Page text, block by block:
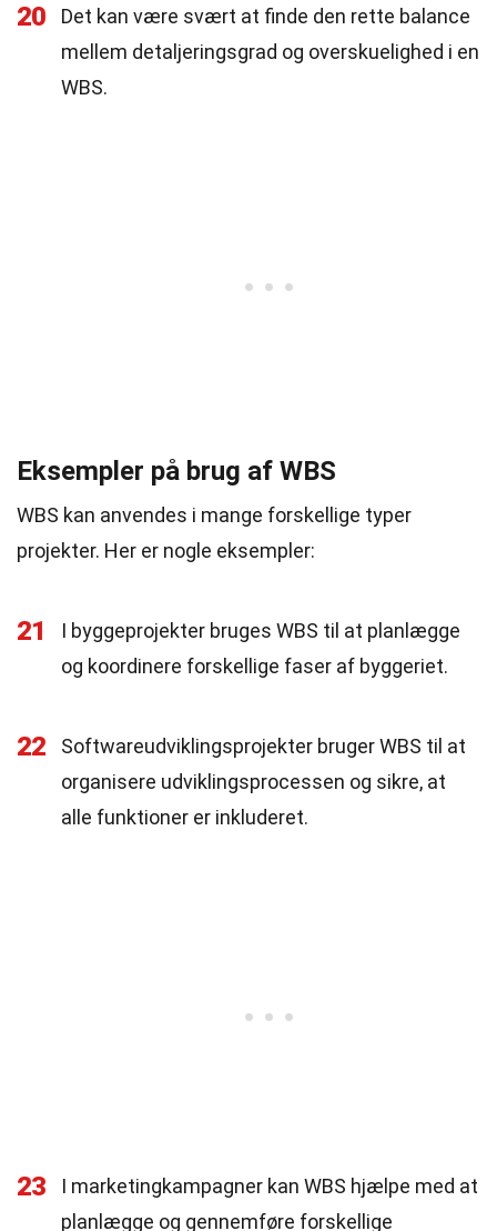
20
Det kan være svært at finde den rette balance
mellem detaljeringsgrad og overskuelighed i en
WBS.
Eksempler på brug af WBS
WBS kan anvendes i mange forskellige typer
projekter. Her er nogle eksempler:
21
I byggeprojekter bruges WBS til at planlægge
og koordinere forskellige faser af byggeriet.
22
Softwareudviklingsprojekter bruger WBS til at
organisere udviklingsprocessen og sikre, at
alle funktioner er inkluderet.
23
I marketingkampagner kan WBS hjælpe med at
planlægge og gennemføre forskellige